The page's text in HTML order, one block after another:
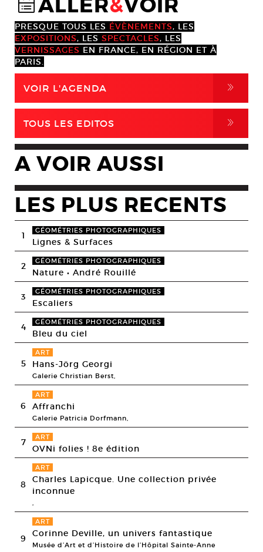
@ALLER&VOIR
PRESQUE TOUS LES ÉVÈNEMENTS, LES
EXPOSITIONS, LES SPECTACLES, LES
VERNISSAGES EN FRANCE, EN RÉGION ET À
PARIS.
VOIR L'AGENDA ,
TOUS LES EDITOS ,
A VOIR AUSSI
LES PLUS RECENTS
1 GÉOMÉTRIES PHOTOGRAPHIQUES
Lignes & Surfaces
2 GÉOMÉTRIES PHOTOGRAPHIQUES
Nature • André Rouillé
3 GÉOMÉTRIES PHOTOGRAPHIQUES
Escaliers
4 GÉOMÉTRIES PHOTOGRAPHIQUES
Bleu du ciel
5
ART
Hans-Jörg Georgi
Galerie Christian Berst,
6
ART
Affranchi
Galerie Patricia Dorfmann,
7 ART
OVNi folies ! 8e édition
8
ART
Charles Lapicque. Une collection privée
inconnue
,
9
ART
Corinne Deville, un univers fantastique
Musée d’Art et d’Histoire de l’Hôpital Sainte-Anne